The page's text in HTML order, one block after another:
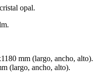
opal.
mm (largo, ancho, alto).
(largo, ancho, alto).